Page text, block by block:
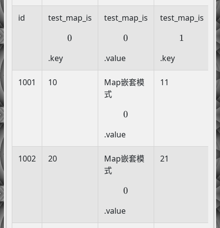
id
test_map_is
0
0
.key
test_map_is
0
0
.value
test_map_is
1
1
.key
1001 10
Map嵌套模
式
0
0
.value
11
1002 20
Map嵌套模
式
0
0
.value
21